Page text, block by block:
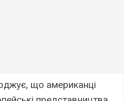
що американці